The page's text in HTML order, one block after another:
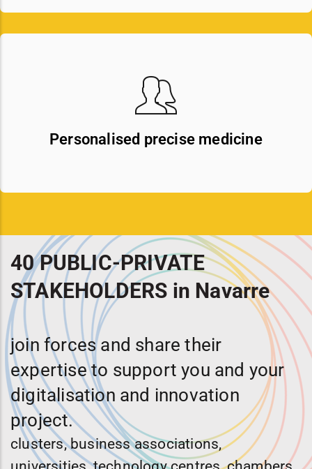
Personalised precise medicine
40 PUBLIC-PRIVATE
STAKEHOLDERS in Navarre
join forces and share their
expertise to support you and your
digitalisation and innovation
project.
clusters, business associations,